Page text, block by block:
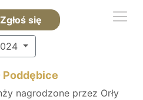
Zgłoś się
Poddębice
nagrodzone przez Orły